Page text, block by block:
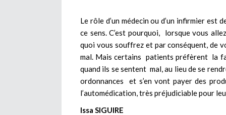
Le rôle d’un médecin ou d’un infirmier est
ce sens. C’est pourquoi, lorsque vous
quoi vous souffrez et par conséquent, de
mal. Mais certains patients préfèrent la
quand ils se sentent mal, au lieu de se
ordonnances et s’en vont payer des
l’automédication, très préjudiciable pour
Issa SIGUIRE